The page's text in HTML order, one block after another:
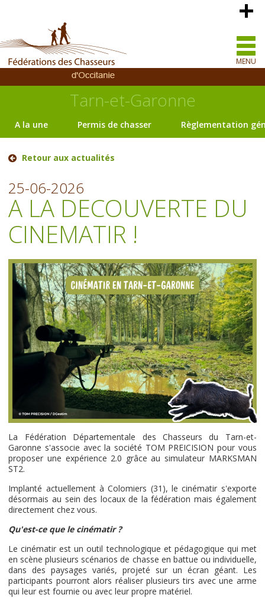
MENU
Tarn-et-Garonne
A la une Permis de chasser Règlementation
Retour aux actualités
25-06-2026
A LA DECOUVERTE DU
CINEMATIR !
La Fédération Départementale des Chasseurs du Tarn-et-
Garonne s'associe avec la société TOM PREICISION pour vous
proposer une expérience 2.0 grâce au simulateur MARKSMAN
ST2.
Implanté actuellement à Colomiers (31), le cinématir s'exporte
désormais au sein des locaux de la fédération mais également
directement chez vous.
Qu'est-ce que le cinématir ?
Le cinématir est un outil technologique et pédagogique qui met
en scène plusieurs scénarios de chasse en battue ou individuelle,
dans des paysages variés, projeté sur un écran géant. Les
participants pourront alors réaliser plusieurs tirs avec une arme
qui leur est fournie ou avec leur propre matériel.